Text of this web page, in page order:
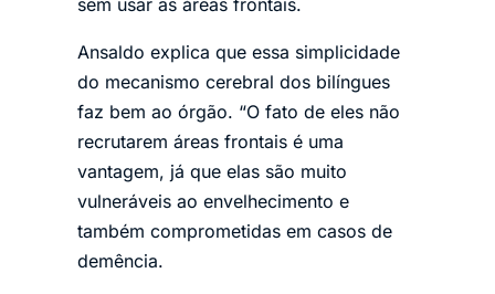
sem usar as áreas frontais.
Ansaldo explica que essa simplicidade
do mecanismo cerebral dos bilíngues
faz bem ao órgão. “O fato de eles não
recrutarem áreas frontais é uma
vantagem, já que elas são muito
vulneráveis ao envelhecimento e
também comprometidas em casos de
demência.